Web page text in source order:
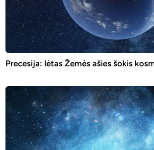
Precesija: lėtas Žemės ašies šokis